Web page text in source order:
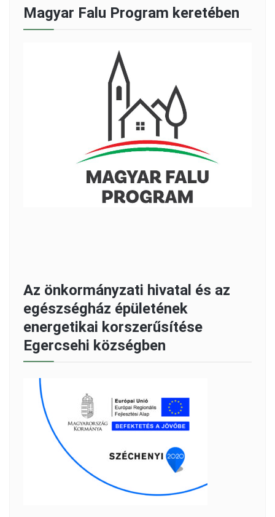
Magyar Falu Program keretében
Az önkormányzati hivatal és az
egészségház épületének
energetikai korszerűsítése
Egercsehi községben